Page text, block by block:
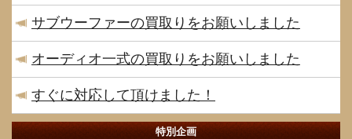
サブウーファーの買取りをお願いしました
オーディオ一式の買取りをお願いしました
すぐに対応して頂けました！
特別企画